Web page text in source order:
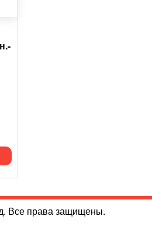
Все права защищены.